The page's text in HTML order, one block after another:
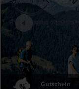
Gutschein